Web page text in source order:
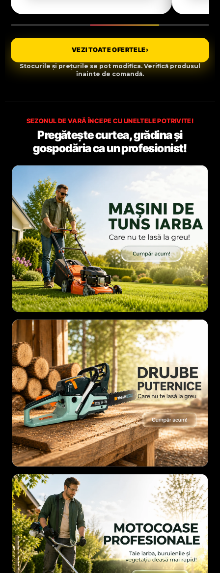
VEZI TOATE OFERTELE›
Stocurile și prețurile se pot modifica. Verifică produsul
înainte de comandă.
SEZONUL DE VARĂ ÎNCEPE CU UNELTELE POTRIVITE!
Pregătește curtea, grădina și
gospodăria ca un profesionist!